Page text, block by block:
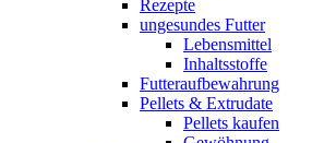
Rezepte
ungesundes Futter
Lebensmittel
Inhaltsstoffe
Futteraufbewahrung
Pellets & Extrudate
Pellets kaufen